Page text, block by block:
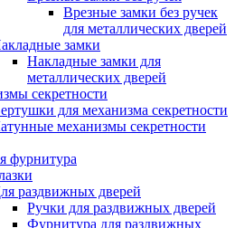
Врезные замки без ручек
для металлических дверей
замки
Накладные замки для
металлических дверей
секретности
для механизма секретности
механизмы секретности
фурнитура
раздвижных дверей
Ручки для раздвижных дверей
Фурнитура для раздвижных